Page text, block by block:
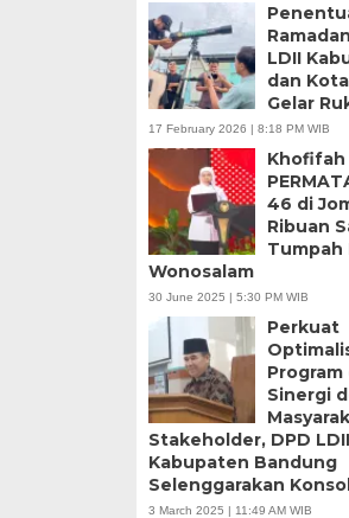
LDII
dan
Gelar
17 February 2026 | 8:18 PM WIB
Khofifah
46 di
Ribuan
Tumpah
Wonosalam
30 June 2025 | 5:30 PM WIB
Perkuat
Program
Sinergi
Stakeholder, DPD LDII
Kabupaten Bandung
Selenggarakan
3 March 2025 | 11:49 AM WIB